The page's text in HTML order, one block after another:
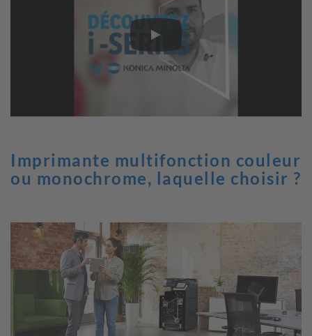
Imprimante multifonction couleur
ou monochrome, laquelle choisir ?